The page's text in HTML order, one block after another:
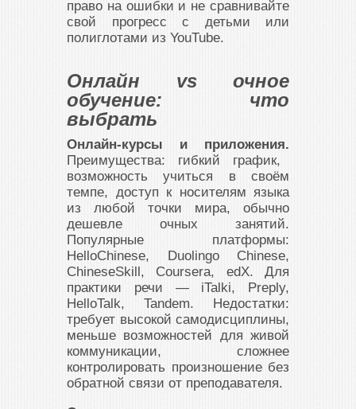
право на ошибки и не сравнивайте
свой прогресс с детьми или
полиглотами из YouTube.
Онлайн vs очное
обучение: что
выбрать
Онлайн-курсы и приложения.
Преимущества: гибкий график,
возможность учиться в своём
темпе, доступ к носителям языка
из любой точки мира, обычно
дешевле очных занятий.
Популярные платформы:
HelloChinese, Duolingo Chinese,
ChineseSkill, Coursera, edX. Для
практики речи — iTalki, Preply,
HelloTalk, Tandem. Недостатки:
требует высокой самодисциплины,
меньше возможностей для живой
коммуникации, сложнее
контролировать произношение без
обратной связи от преподавателя.